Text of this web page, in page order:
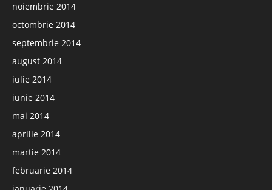
noiembrie 2014
octombrie 2014
septembrie 2014
august 2014
iulie 2014
iunie 2014
mai 2014
aprilie 2014
martie 2014
februarie 2014